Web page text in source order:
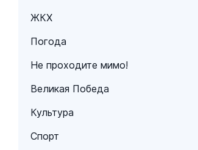
ЖКХ
Погода
Не проходите мимо!
Великая Победа
Культура
Спорт